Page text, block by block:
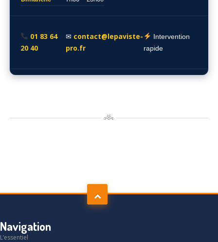
01 83 64
20 40
✉ contact@lepaviste-
pro.fr
Intervention
rapide
Navigation
L’essentiel